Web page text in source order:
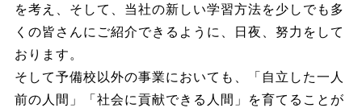
を考え、そして、当社の新しい学習方法を少しでも多
くの皆さんにご紹介できるように、日夜、努力をして
おります。
そして予備校以外の事業においても、「自立した一人
前の人間」「社会に貢献できる人間」を育てることが